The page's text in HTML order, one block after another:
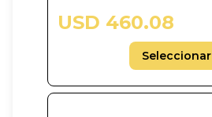
USD 460.08
Seleccionar